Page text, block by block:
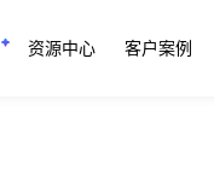
资源中心 客户案例